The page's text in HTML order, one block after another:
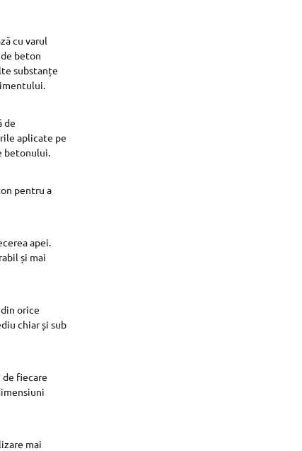
cu varul
beton
substanțe
de
aplicate pe
betonului.
pentru a
apei.
și mai
orice
chiar și sub
fiecare
mai